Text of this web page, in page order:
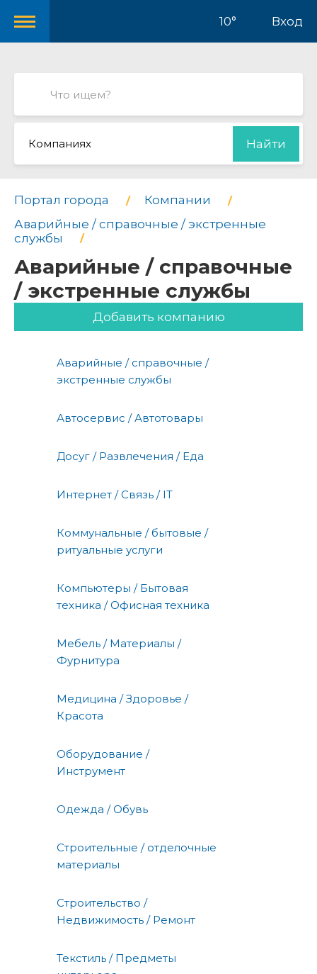
10° Вход
Компаниях Найти
Портал города
Компании
Аварийные / справочные / экстренные
службы
Аварийные / справочные
/ экстренные службы
Добавить компанию
Аварийные / справочные /
экстренные службы
Автосервис / Автотовары
Досуг / Развлечения / Еда
Интернет / Связь / IT
Коммунальные / бытовые /
ритуальные услуги
Компьютеры / Бытовая
техника / Офисная техника
Мебель / Материалы /
Фурнитура
Медицина / Здоровье /
Красота
Оборудование /
Инструмент
Одежда / Обувь
Строительные / отделочные
материалы
Строительство /
Недвижимость / Ремонт
Текстиль / Предметы